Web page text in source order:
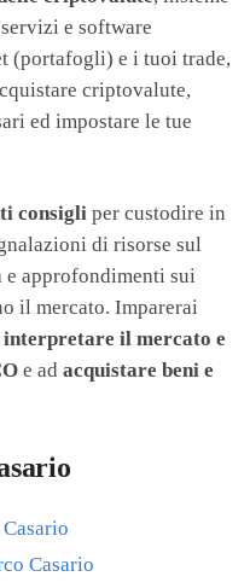
e software
(portafogli) e i tuoi trade,
criptovalute,
ed impostare le tue
consigli per custodire in
di risorse sul
approfondimenti sui
il mercato. Imparerai
interpretare il mercato e
e ad acquistare beni e
Casario